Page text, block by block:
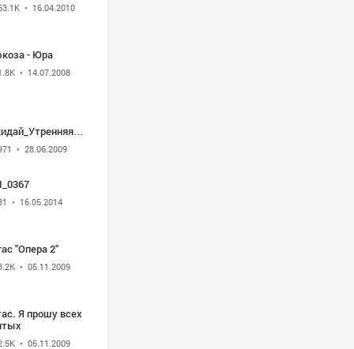
• 16.04.2010
- Юра
• 14.07.2008
• 28.06.2009
• 16.05.2014
"Опера 2"
• 05.11.2009
всех
• 05.11.2009